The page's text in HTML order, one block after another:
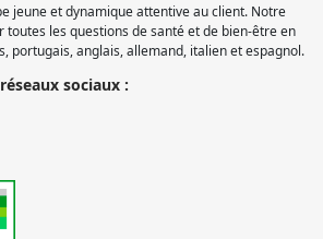
jeune et dynamique attentive au client. Notre
toutes les questions de santé et de bien-être en
portugais, anglais, allemand, italien et espagnol.
sociaux :